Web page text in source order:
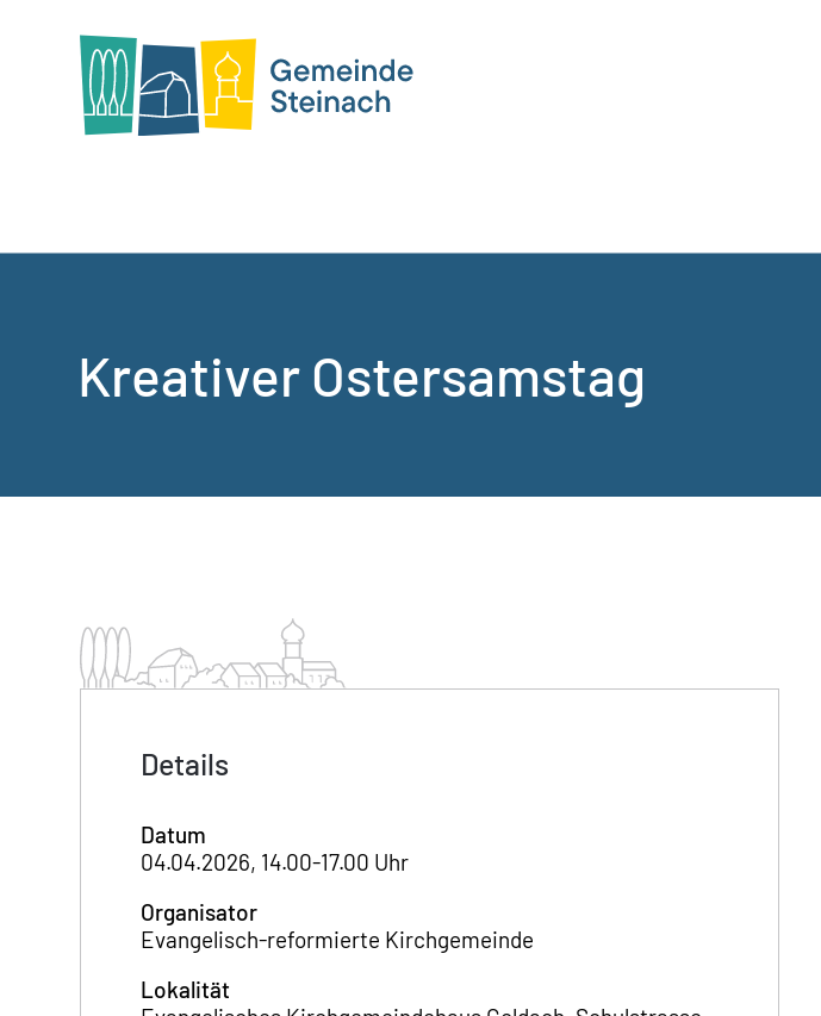
Kreativer Ostersamstag
Details
Datum
04.04.2026, 14.00-17.00 Uhr
Organisator
Evangelisch-reformierte Kirchgemeinde
Lokalität